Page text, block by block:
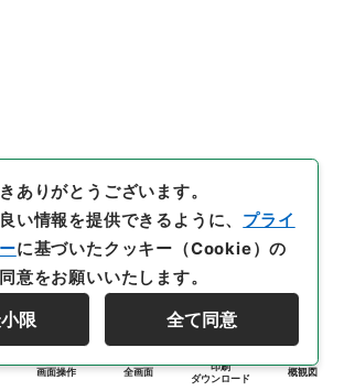
画面操作 全画面
印刷
ダウンロード
概観図
ありがとうございます。
い情報を提供できるように、 プライ
に基づいたクッキー（Cookie）の
意をお願いいたします。
限 全て同意